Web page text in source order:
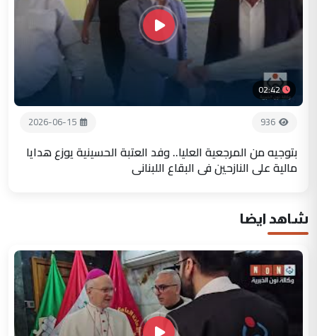
02:42
936
2026-06-15
بتوجيه من المرجعية العليا.. وفد العتبة الحسينية يوزع هدايا
مالية على النازحين في البقاع اللبناني
شاهد ايضا